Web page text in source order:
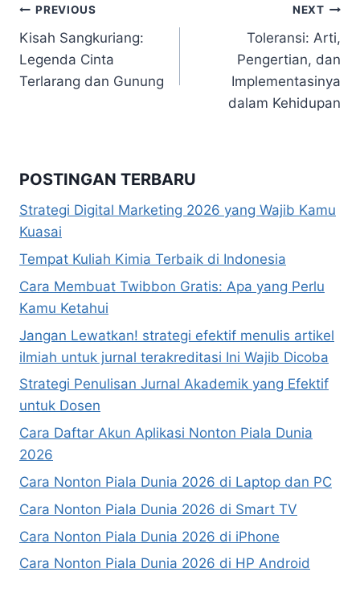
Navigasi
pos
PREVIOUS
Kisah Sangkuriang:
Legenda Cinta
Terlarang dan Gunung
NEXT
Toleransi: Arti,
Pengertian, dan
Implementasinya
dalam Kehidupan
POSTINGAN TERBARU
Strategi Digital Marketing 2026 yang Wajib Kamu
Kuasai
Tempat Kuliah Kimia Terbaik di Indonesia
Cara Membuat Twibbon Gratis: Apa yang Perlu
Kamu Ketahui
Jangan Lewatkan! strategi efektif menulis artikel
ilmiah untuk jurnal terakreditasi Ini Wajib Dicoba
Strategi Penulisan Jurnal Akademik yang Efektif
untuk Dosen
Cara Daftar Akun Aplikasi Nonton Piala Dunia
2026
Cara Nonton Piala Dunia 2026 di Laptop dan PC
Cara Nonton Piala Dunia 2026 di Smart TV
Cara Nonton Piala Dunia 2026 di iPhone
Cara Nonton Piala Dunia 2026 di HP Android